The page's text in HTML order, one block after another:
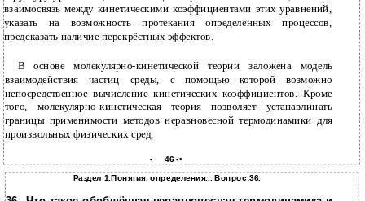
взаимосвязь между кинетическими коэффициентами этих уравнений,
указать на возможность протекания определённых процессов,
предсказать наличие перекрёстных эффектов.
В основе молекулярно-кинетической теории заложена модель
взаимодействия частиц среды, с помощью которой возможно
непосредственное вычисление кинетических коэффициентов. Кроме
того, молекулярно-кинетическая теория позволяет устанавлинать
границы применимости методов неравновесной термодинамики для
произвольных физических сред.
- 46-•
Раздел 1.Понятия, определения... Вопрос:36.